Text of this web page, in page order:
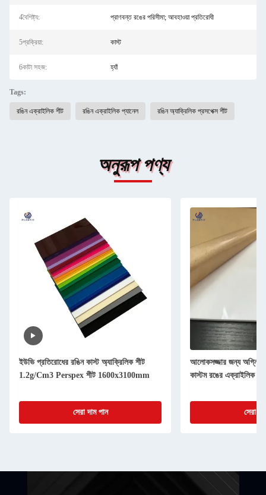
4বৈশিষ্ট্য: প্রাণবন্ত রঙের পরিসীমা; আবহাওয়া প্রতিরোধী
5প্রক্রিয়া: কাস্ট
6কাটা সহজ: হ্যাঁ
Tags:
রঙিন এক্রাইলিক শীট রঙিন এক্রাইলিক প্যানেল রঙিন অ্যাক্রিলিক প্রসপেক্স শীট
অনুরূপ পণ্য
ইউভি প্রতিরোধের রঙিন কাস্ট অ্যাক্রিলিক শীট
1.2g/Cm3 Perspex শীট 1600x3100mm
সেরা দাম পান
আলোকসজ্জার জন্য
কাস্টম রঙের এক্রাইলিক
সেরা